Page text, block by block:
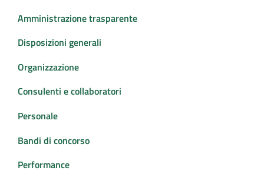
su
Amministrazione trasparente
Disposizioni generali
Organizzazione
Consulenti e collaboratori
Personale
Bandi di concorso
Performance